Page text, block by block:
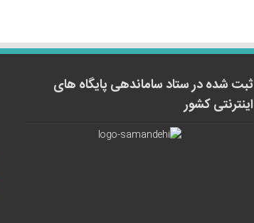
ثبت شده در ستاد ساماندهی پایگاه های
اینترنتی کشور